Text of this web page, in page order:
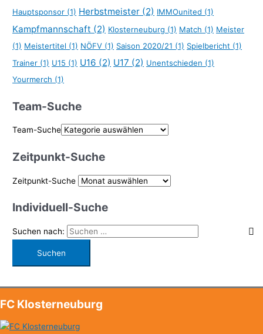
Hauptsponsor (1) Herbstmeister (2) IMMOunited (1)
Kampfmannschaft (2) Klosterneuburg (1) Match (1) Meister
(1) Meistertitel (1) NÖFV (1) Saison 2020/21 (1) Spielbericht (1)
Trainer (1) U15 (1) U16 (2) U17 (2) Unentschieden (1)
Yourmerch (1)
Team-Suche
Team-Suche
Zeitpunkt-Suche
Zeitpunkt-Suche
Individuell-Suche
Suchen nach:
FC Klosterneuburg